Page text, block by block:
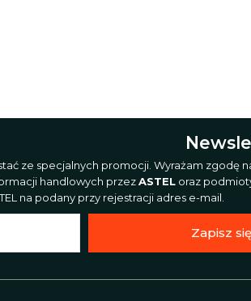
ze specjalnych promocji. Wyrażam
handlowych przezASTEL oraz
na podany przy rejestracji adres e-mail.
Zapisz się